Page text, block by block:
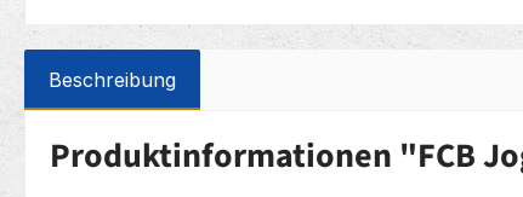
Beschreibung
Produktinformationen "FCB